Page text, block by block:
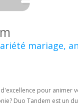
mariage,
pour animer
Duo Tandem est un